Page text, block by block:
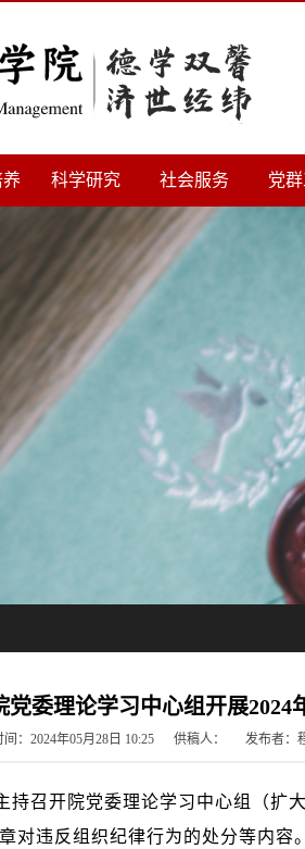
养 科学研究 社会服务 党
党委理论学习中心组开展2024
间：2024年05月28日 10:25 供稿人： 发布者：
持召开院党委理论学习中心组（扩
对违反组织纪律行为的处分等内容